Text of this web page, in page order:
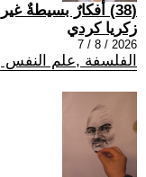
(38) أفكارٌ بسيطةٌ غير مُلزمة لأحد ..101
زكريا كردي
2026 / 8 / 7
الفلسفة ,علم النفس